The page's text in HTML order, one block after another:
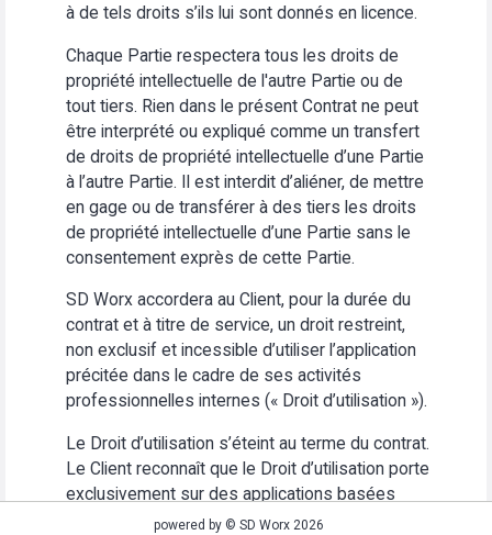
à de tels droits s’ils lui sont donnés en licence.
Chaque Partie respectera tous les droits de
propriété intellectuelle de l'autre Partie ou de
tout tiers. Rien dans le présent Contrat ne peut
être interprété ou expliqué comme un transfert
de droits de propriété intellectuelle d’une Partie
à l’autre Partie. Il est interdit d’aliéner, de mettre
en gage ou de transférer à des tiers les droits
de propriété intellectuelle d’une Partie sans le
consentement exprès de cette Partie.
SD Worx accordera au Client, pour la durée du
contrat et à titre de service, un droit restreint,
non exclusif et incessible d’utiliser l’application
précitée dans le cadre de ses activités
professionnelles internes (« Droit d’utilisation »).
Le Droit d’utilisation s’éteint au terme du contrat.
Le Client reconnaît que le Droit d’utilisation porte
exclusivement sur des applications basées
Web. Le Client s’abstiendra (i) d’utiliser
powered by © SD Worx 2026